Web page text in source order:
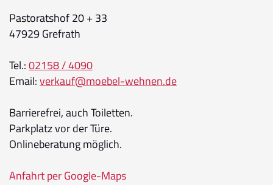
Pastoratshof 20 + 33
47929 Grefrath
Tel.:02158 / 4090
Email:verkauf@moebel-wehnen.de
Barrierefrei, auch Toiletten.
Parkplatz vor der Türe.
Onlineberatung möglich.
Anfahrt per Google-Maps